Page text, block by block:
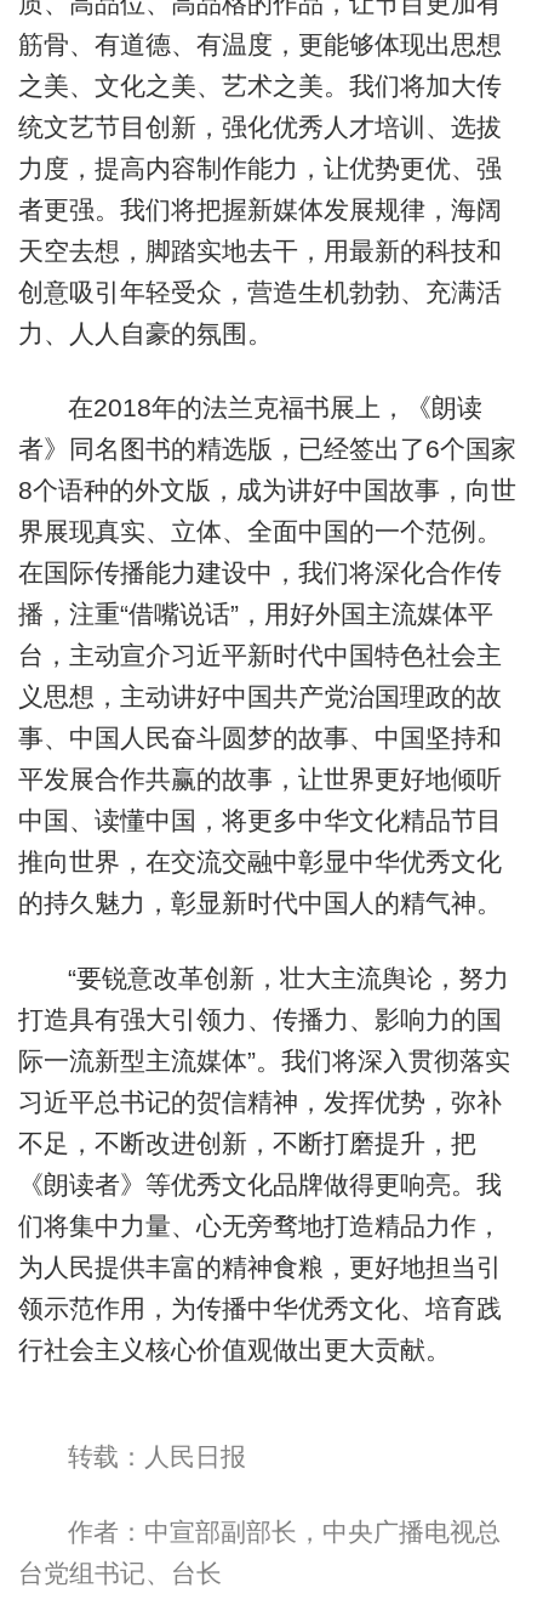
筋骨、有道德、有温度，更能够体现出思想
之美、文化之美、艺术之美。我们将加大传
统文艺节目创新，强化优秀人才培训、选拔
力度，提高内容制作能力，让优势更优、强
者更强。我们将把握新媒体发展规律，海阔
天空去想，脚踏实地去干，用最新的科技和
创意吸引年轻受众，营造生机勃勃、充满活
力、人人自豪的氛围。
在2018年的法兰克福书展上，《朗读
者》同名图书的精选版，已经签出了6个国家
8个语种的外文版，成为讲好中国故事，向世
界展现真实、立体、全面中国的一个范例。
在国际传播能力建设中，我们将深化合作传
播，注重“借嘴说话”，用好外国主流媒体平
台，主动宣介习近平新时代中国特色社会主
义思想，主动讲好中国共产党治国理政的故
事、中国人民奋斗圆梦的故事、中国坚持和
平发展合作共赢的故事，让世界更好地倾听
中国、读懂中国，将更多中华文化精品节目
推向世界，在交流交融中彰显中华优秀文化
的持久魅力，彰显新时代中国人的精气神。
“要锐意改革创新，壮大主流舆论，努力
打造具有强大引领力、传播力、影响力的国
际一流新型主流媒体”。我们将深入贯彻落实
习近平总书记的贺信精神，发挥优势，弥补
不足，不断改进创新，不断打磨提升，把
《朗读者》等优秀文化品牌做得更响亮。我
们将集中力量、心无旁骛地打造精品力作，
为人民提供丰富的精神食粮，更好地担当引
领示范作用，为传播中华优秀文化、培育践
行社会主义核心价值观做出更大贡献。
转载：人民日报
作者：中宣部副部长，中央广播电视总
台党组书记、台长